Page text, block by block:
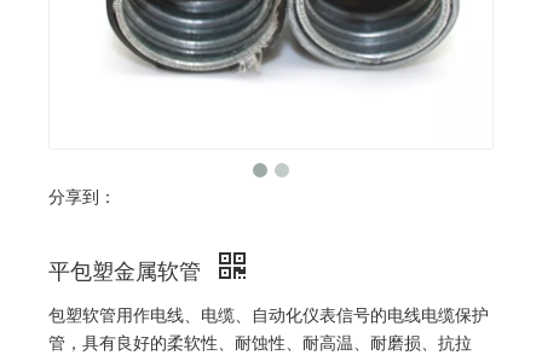
分享到：
平包塑金属软管
包塑软管用作电线、电缆、自动化仪表信号的电线电缆保护
管，具有良好的柔软性、耐蚀性、耐高温、耐磨损、抗拉